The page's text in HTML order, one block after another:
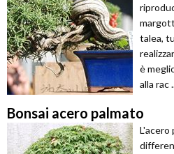
talea,
è
alla rac
Bonsai acero palmato
L'acero